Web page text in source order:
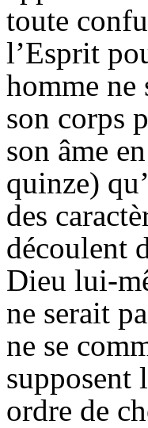
toute
l’Esprit
homme ne
son corps
son âme
quinze)
des
découlent
Dieu lui-
ne serait
ne se
supposent
ordre de